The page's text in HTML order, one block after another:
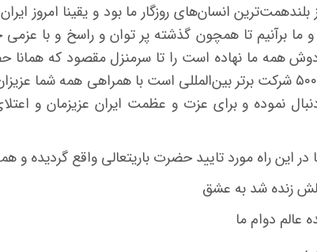
انسان‌های روزگار ما بود و یقینا امروز
برآنیم تا همچون گذشته پر توان و راسخ و با
همه ما نهاده است را تا سرمنزل مقصود که همانا
رسیدن به یکی از ۵۰۰ شرکت برتر بین‌المللی است با همراهی
دنبال نموده و برای عزت و عظمت ایران عزیزمان و
در این راه مورد تایید حضرت باریتعالی واقع گردیده
زنده شد به عشق
عالم دوام ما